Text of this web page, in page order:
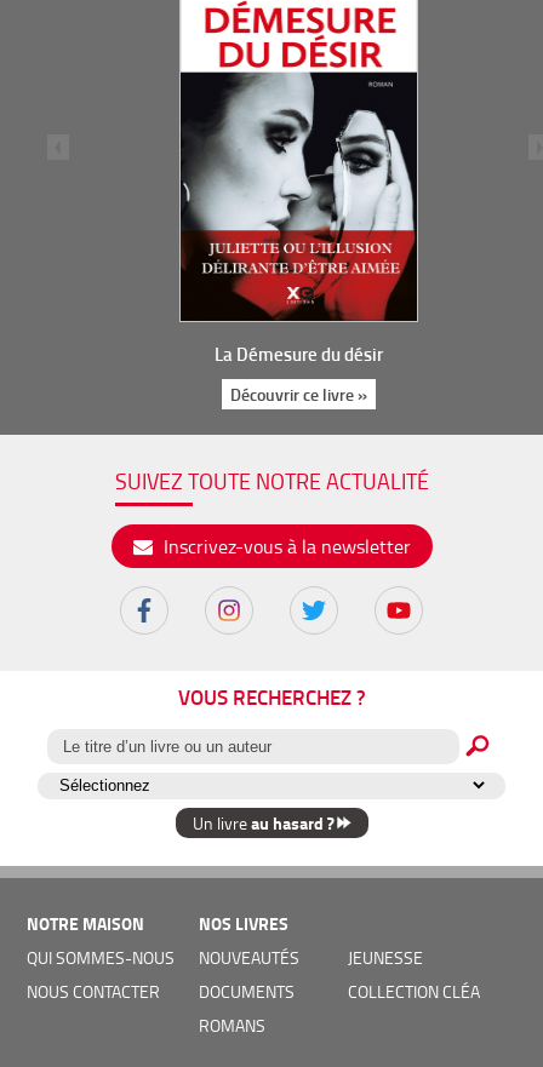
La Démesure du désir
Découvrir ce livre »
SUIVEZ TOUTE NOTRE ACTUALITÉ
Inscrivez-vous à la newsletter
VOUS RECHERCHEZ ?
Un livreau hasard ?
NOTRE MAISON
QUI SOMMES-NOUS
NOUS CONTACTER
NOS LIVRES
NOUVEAUTÉS
DOCUMENTS
ROMANS
JEUNESSE
COLLECTION CLÉA